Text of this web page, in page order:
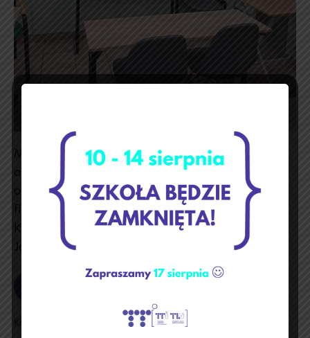
Miło mi poinformować, że w Konkursie Wiedzy
o Gospodarce GENIUS WELCONOMY 2022,
organizowanym w dniu 28 kwietnia 2022 r.
finalistami z naszej szkoły zostali:1. Marcin
Kołpacki2. Wiktor Mąkólski3. Szymon
JaworskiGratulujemy i życzymy dalszych sukcesów!
Kategoria: